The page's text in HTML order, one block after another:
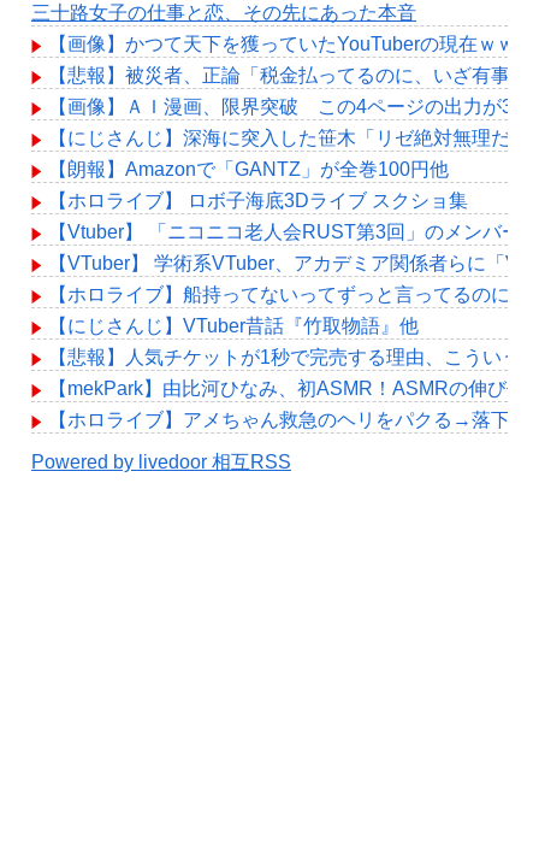
三十路女子の仕事と恋、その先にあった本音
【画像】かつて天下を獲っていたYouTuberの現在ｗｗ
【悲報】被災者、正論「税金払ってるのに、いざ有事
【画像】ＡＩ漫画、限界突破 この4ページの出力が3分
【にじさんじ】深海に突入した笹木「リゼ絶対無理だわ
【朗報】Amazonで「GANTZ」が全巻100円他
【ホロライブ】 ロボ子海底3Dライブ スクショ集
【Vtuber】 「ニコニコ老人会RUST第3回」のメンバー表
【VTuber】 学術系VTuber、アカデミア関係者らに「
【ホロライブ】船持ってないってずっと言ってるのに
【にじさんじ】VTuber昔話『竹取物語』他
【悲報】人気チケットが1秒で完売する理由、こういう
【mekPark】由比河ひなみ、初ASMR！ASMRの伸び代
【ホロライブ】アメちゃん救急のヘリをパクる→落下【
Powered by livedoor 相互RSS